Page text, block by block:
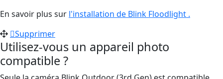
En savoir plus sur l'installation de Blink Floodlight .
Supprimer
Utilisez-vous un appareil photo
compatible ?